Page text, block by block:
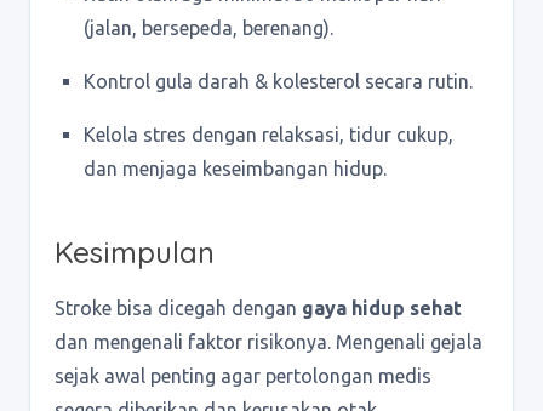
(jalan, bersepeda, berenang).
Kontrol gula darah & kolesterol secara rutin.
Kelola stres dengan relaksasi, tidur cukup,
dan menjaga keseimbangan hidup.
Kesimpulan
Stroke bisa dicegah dengan gaya hidup sehat
dan mengenali faktor risikonya. Mengenali gejala
sejak awal penting agar pertolongan medis